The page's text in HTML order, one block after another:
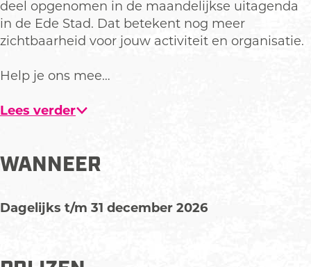
deel opgenomen in de maandelijkse uitagenda
in de Ede Stad. Dat betekent nog meer
zichtbaarheid voor jouw activiteit en organisatie.
Help je ons mee…
Lees verder
WANNEER
Dagelijks t/m 31 december 2026